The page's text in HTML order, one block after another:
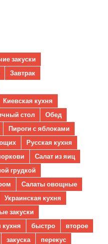
закуски
Завтрак
Киевская кухня
стол
Обед
Пироги с яблоками
Русская кухня
Салат из яиц
грудкой
Салаты овощные
Украинская кухня
закуски
кухня быстро
второе
закуска
перекус